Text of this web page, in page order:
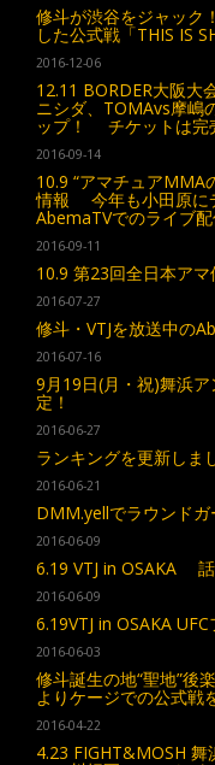
修斗が渋谷をジャック
した公式戦「THIS IS
2016-12-06
12.11 BORDER大阪
ニシダ、TOMAvs摩嶋
ップ！ チケットは完
2016-09-14
10.9 “アマチュアMMA
情報 今年も小田原に
AbemaTVでのライブ
2016-09-11
10.9 第23回全日本ア
2016-07-27
修斗・VTJを放送中の
2016-07-16
9月19日(月・祝)舞浜
定！
2016-06-27
ランキングを更新しま
2016-06-21
DMM.yellでラウンドガ
2016-06-09
6.19 VTJ in OSAKA 話
2016-06-09
6.19VTJ in OSAKA
2016-06-03
修斗誕生の地“聖地”
よりケージでの公式戦
2016-04-22
4.23 FIGHT&MOSH